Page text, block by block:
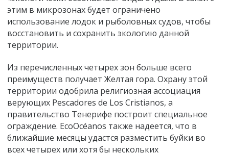
этим в микрозонах будет ограничено
использование лодок и рыболовных судов, чтобы
восстановить и сохранить экологию данной
территории.
Из перечисленных четырех зон больше всего
преимуществ получает Желтая гора. Охрану этой
территории одобрила религиозная ассоциация
верующих Pescadores de Los Cristianos, а
правительство Тенерифе построит специальное
ограждение. EcoOcéanos также надеется, что в
ближайшие месяцы удастся разместить буйки во
всех четырех или хотя бы нескольких